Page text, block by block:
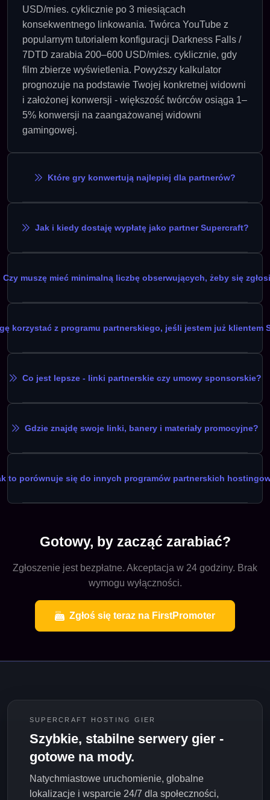
USD/mies. cyklicznie po 3 miesiącach
konsekwentnego linkowania. Twórca YouTube z
popularnym tutorialem konfiguracji Darkness Falls /
7DTD zarabia 200–600 USD/mies. cyklicznie, gdy
film zbierze wyświetlenia. Powyższy kalkulator
prognozuje na podstawie Twojej konkretnej widowni
i założonej konwersji - większość twórców osiąga 1–
5% konwersji na zaangażowanej widowni
gamingowej.
Które gry konwertują najlepiej dla partnerów?
Jak i kiedy dostaję wypłatę jako partner Supercraft?
Czy muszę mieć minimalną liczbę obserwujących, żeby się
korzystać z programu partnerskiego, jeśli jestem już klientem
Co jest lepsze - linki partnerskie czy umowy sponsorskie?
Gdzie znajdę swoje linki, banery i materiały promocyjne?
to porównuje się do innych programów partnerskich
Gotowy, by zacząć zarabiać?
Zgłoszenie jest bezpłatne. Akceptacja w 24 godziny. Brak
wymogu wyłączności.
Zgłoś się teraz na FirstPromoter
SUPERCRAFT HOSTING GIER
Szybkie, stabilne serwery gier -
gotowe na mody.
Natychmiastowe uruchomienie, globalne
lokalizacje i wsparcie 24/7 dla społeczności,